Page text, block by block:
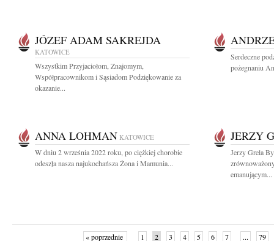
JÓZEF ADAM SAKREJDA
KATOWICE
Wszystkim Przyjaciołom, Znajomym,
Współpracownikom i Sąsiadom Podziękowanie za
okazanie...
Serdeczne
pożegnaniu
ANNA LOHMAN KATOWICE
W dniu 2 września 2022 roku, po ciężkiej chorobie
odeszła nasza najukochańsza Żona i Mamunia...
JERZY
Jerzy Grela
emanującym...
« poprzednie 1 2 3 4 5 6 7 ... 79